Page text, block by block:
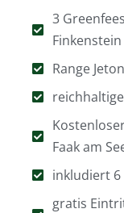
3
Range
Faak am
inkludiert
gratis